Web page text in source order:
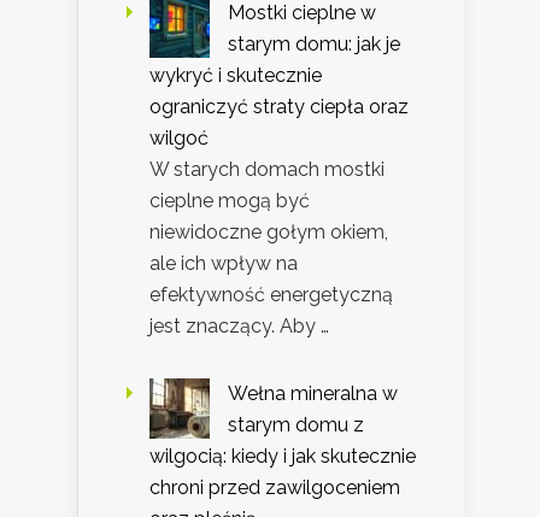
Mostki cieplne w
starym domu: jak je
wykryć i skutecznie
ograniczyć straty ciepła oraz
wilgoć
W starych domach mostki
cieplne mogą być
niewidoczne gołym okiem,
ale ich wpływ na
efektywność energetyczną
jest znaczący. Aby …
Wełna mineralna w
starym domu z
wilgocią: kiedy i jak skutecznie
chroni przed zawilgoceniem